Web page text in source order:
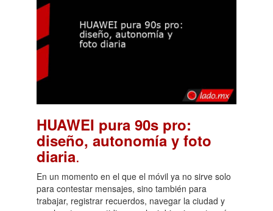
HUAWEI pura 90s pro:
diseño, autonomía y foto
diaria.
En un momento en el que el móvil ya no sirve solo
para contestar mensajes, sino también para
trabajar, registrar recuerdos, navegar la ciudad y